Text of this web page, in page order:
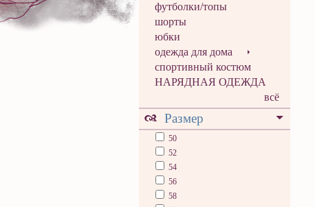
футболки/топы
шорты
юбки
одежда для дома
спортивный костюм
НАРЯДНАЯ ОДЕЖДА
всё
Размер
50
52
54
56
58